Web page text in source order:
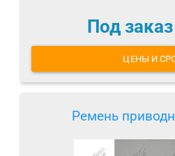
Под заказ
ЦЕНЫ И
Ремень